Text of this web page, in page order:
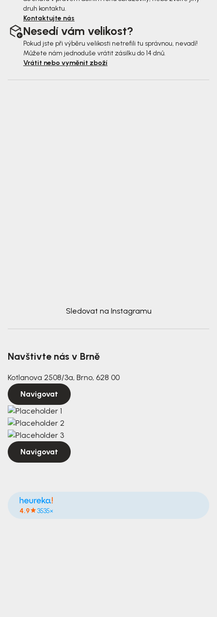
druh kontaktu.
Kontaktujte nás
Nesedí vám velikost?
Pokud jste při výběru velikosti netrefili tu správnou, nevadí!
Můžete nám jednoduše vrátit zásilku do 14 dnů.
Vrátit nebo vyměnit zboží
Sledovat na Instagramu
Navštivte nás v Brně
Kotlanova 2508/3a, Brno, 628 00
Navigovat
Navigovat
4.9 3535×